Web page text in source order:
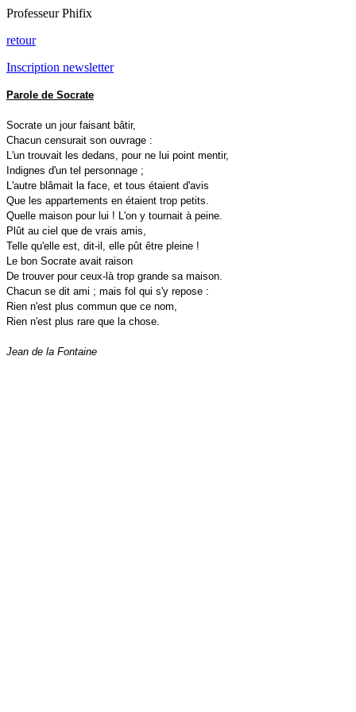
Professeur Phifix
retour
Inscription newsletter
Parole de Socrate
Socrate un jour faisant bâtir,
Chacun censurait son ouvrage :
L'un trouvait les dedans, pour ne lui point mentir,
Indignes d'un tel personnage ;
L'autre blâmait la face, et tous étaient d'avis
Que les appartements en étaient trop petits.
Quelle maison pour lui ! L'on y tournait à peine.
Plût au ciel que de vrais amis,
Telle qu'elle est, dit-il, elle pût être pleine !
Le bon Socrate avait raison
De trouver pour ceux-là trop grande sa maison.
Chacun se dit ami ; mais fol qui s'y repose :
Rien n'est plus commun que ce nom,
Rien n'est plus rare que la chose.
Jean de la Fontaine